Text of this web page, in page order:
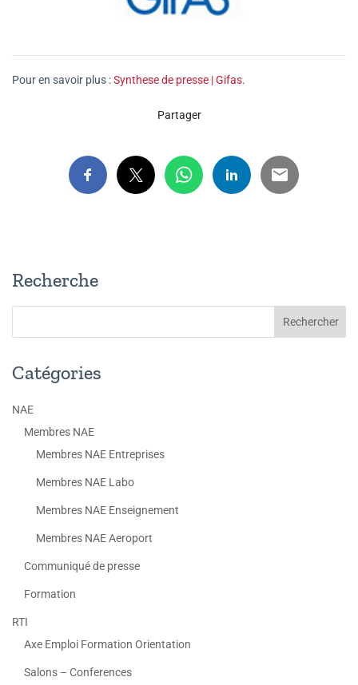
Pour en savoir plus :Synthese de presse | Gifas.
Partager
Recherche
Catégories
NAE
Membres NAE
Membres NAE Entreprises
Membres NAE Labo
Membres NAE Enseignement
Membres NAE Aeroport
Communiqué de presse
Formation
RTI
Axe Emploi Formation Orientation
Salons – Conferences